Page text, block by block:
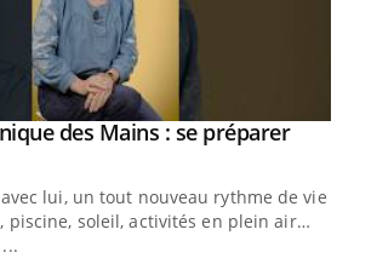
des Mains : se préparer
lui, un tout nouveau rythme de vie !
piscine, soleil, activités en plein air…